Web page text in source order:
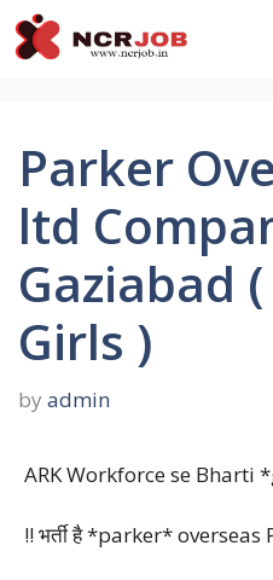
Skip
to
Parker
ltd
Gaziabad
Girls )
by admin
ARK Workforce se
!! भर्ती है *parker*